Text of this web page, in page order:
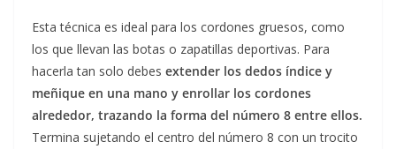
Esta técnica es ideal para los cordones gruesos, como
los que llevan las botas o zapatillas deportivas. Para
hacerla tan solo debes extender los dedos índice y
meñique en una mano y enrollar los cordones
alrededor, trazando la forma del número 8 entre ellos.
Termina sujetando el centro del número 8 con un trocito